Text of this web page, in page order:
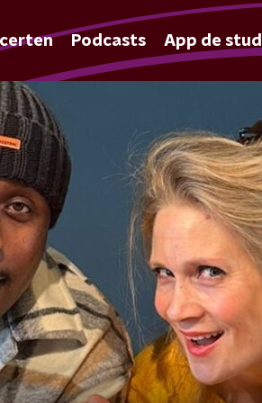
Podcasts App de